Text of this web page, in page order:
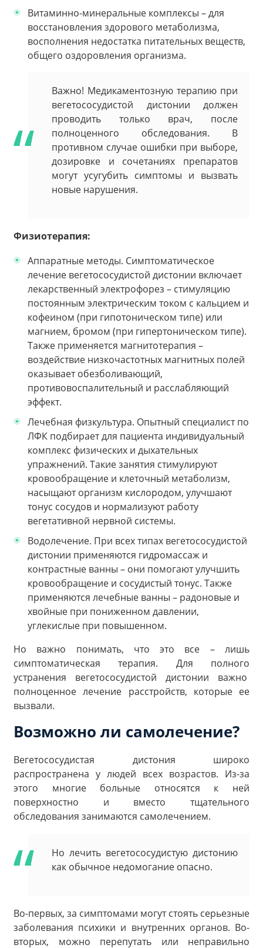
Витаминно-минеральные комплексы – для
восстановления здорового метаболизма,
восполнения недостатка питательных веществ,
общего оздоровления организма.
Важно! Медикаментозную терапию при
вегетососудистой дистонии должен
проводить только врач, после
полноценного обследования. В
противном случае ошибки при выборе,
дозировке и сочетаниях препаратов
могут усугубить симптомы и вызвать
новые нарушения.
Физиотерапия:
Аппаратные методы. Симптоматическое
лечение вегетососудистой дистонии включает
лекарственный электрофорез – стимуляцию
постоянным электрическим током с кальцием и
кофеином (при гипотоническом типе) или
магнием, бромом (при гипертоническом типе).
Также применяется магнитотерапия –
воздействие низкочастотных магнитных полей
оказывает обезболивающий,
противовоспалительный и расслабляющий
эффект.
Лечебная физкультура. Опытный специалист по
ЛФК подбирает для пациента индивидуальный
комплекс физических и дыхательных
упражнений. Такие занятия стимулируют
кровообращение и клеточный метаболизм,
насыщают организм кислородом, улучшают
тонус сосудов и нормализуют работу
вегетативной нервной системы.
Водолечение. При всех типах вегетососудистой
дистонии применяются гидромассаж и
контрастные ванны – они помогают улучшить
кровообращение и сосудистый тонус. Также
применяются лечебные ванны – радоновые и
хвойные при пониженном давлении,
углекислые при повышенном.
Но важно понимать, что это все – лишь
симптоматическая терапия. Для полного
устранения вегетососудистой дистонии важно
полноценное лечение расстройств, которые ее
вызвали.
Возможно ли самолечение?
Вегетососудистая дистония широко
распространена у людей всех возрастов. Из-за
этого многие больные относятся к ней
поверхностно и вместо тщательного
обследования занимаются самолечением.
Но лечить вегетососудистую дистонию
как обычное недомогание опасно.
Во-первых, за симптомами могут стоять серьезные
заболевания психики и внутренних органов. Во-
вторых, можно перепутать или неправильно